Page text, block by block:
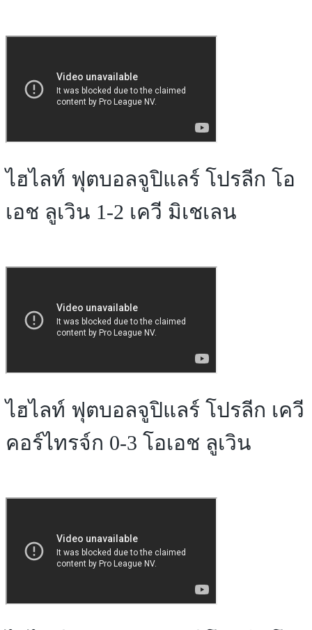
ไฮไลท์ ฟุตบอลจูปิแลร์ โปรลีก โอ
เอช ลูเวิน 1-2 เควี มิเชเลน
ไฮไลท์ ฟุตบอลจูปิแลร์ โปรลีก เควี
คอร์ไทรจ์ก 0-3 โอเอช ลูเวิน